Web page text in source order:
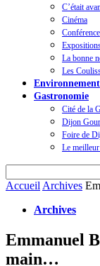
C’était
Cinéma
Conférence
La bonne
Les
Environnement
Gastronomie
Cité de la
Dijon
Foire de
Le
Accueil Archives
Archives
Emmanuel
main…